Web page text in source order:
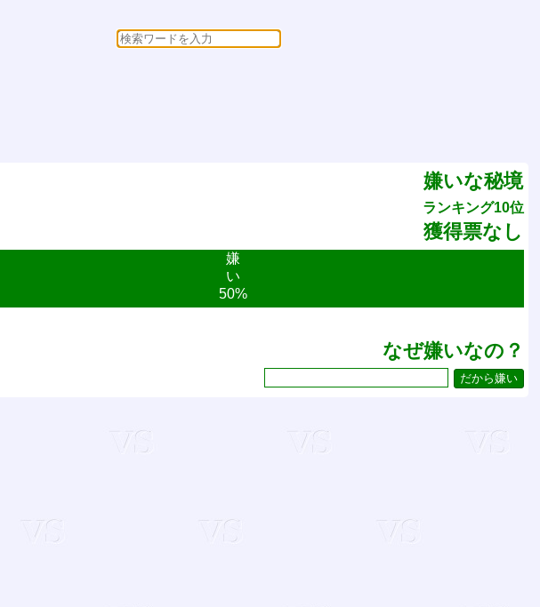
嫌いな秘境
ランキング10位
獲得票なし
嫌
い
50%
なぜ嫌いなの？